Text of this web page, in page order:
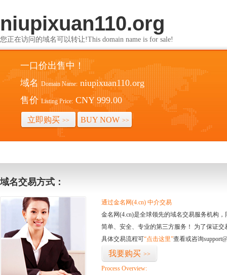
niupixuan110.org
您正在访问的域名可以转让!This domain name is for sale!
一口价出售中！
域名 Domain Name: niupixuan110.org
售价 Listing Price: CNY 999.00
立即购买 >> BUY NOW >>
域名交易方式：
通过金名网(4.cn) 中介交易
金名网(4.cn)是全球领先的域名交易服务机构
简单、安全、专业的第三方服务！ 为了保证
具体交易流程可“点击这里”查看或咨询
我要购买 >>
Process Overview: